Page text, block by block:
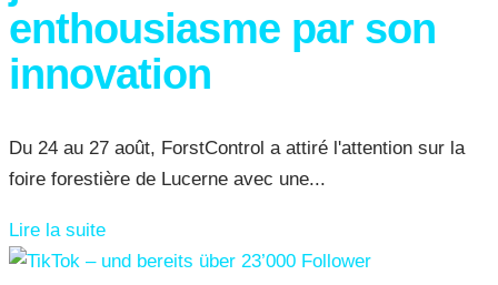
enthousiasme par son
innovation
Du 24 au 27 août, ForstControl a attiré l'attention sur la
foire forestière de Lucerne avec une...
Lire la suite